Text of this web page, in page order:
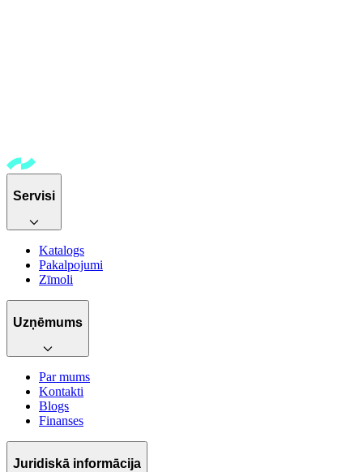
Servisi
Katalogs
Pakalpojumi
Zīmoli
Uzņēmums
Par mums
Kontakti
Blogs
Finanses
Juridiskā informācija